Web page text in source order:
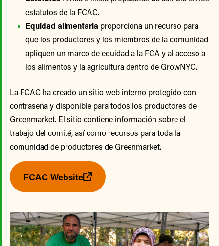
estatutos de la FCAC.
Equidad alimentaria proporciona un recurso para
que los productores y los miembros de la comunidad
apliquen un marco de equidad a la FCA y al acceso a
los alimentos y la agricultura dentro de GrowNYC.
La FCAC ha creado un sitio web interno protegido con
contraseña y disponible para todos los productores de
Greenmarket. El sitio contiene información sobre el
trabajo del comité, así como recursos para toda la
comunidad de productores de Greenmarket.
FCAC Website